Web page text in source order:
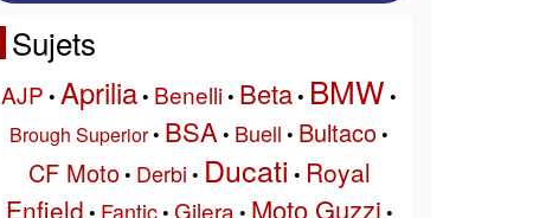
Sujets
AJP • Aprilia• Benelli• Beta• BMW •
Brough Superior• BSA • Buell • Bultaco•
CF Moto• Derbi • Ducati • Royal
Enfield • Fantic• Gilera • Moto Guzzi •